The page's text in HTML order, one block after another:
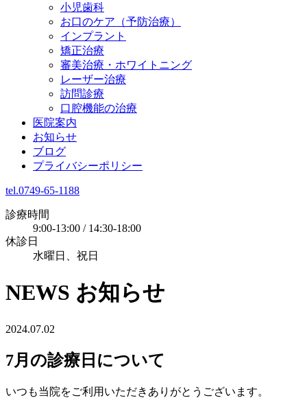
小児歯科
お口のケア（予防治療）
インプラント
矯正治療
審美治療・ホワイトニング
レーザー治療
訪問診療
口腔機能の治療
医院案内
お知らせ
ブログ
プライバシーポリシー
tel.0749-65-1188
診療時間
9:00-13:00 / 14:30-18:00
休診日
水曜日、祝日
NEWS お知らせ
2024.07.02
7月の診療日について
いつも当院をご利用いただきありがとうございます。